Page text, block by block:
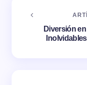
Diversión